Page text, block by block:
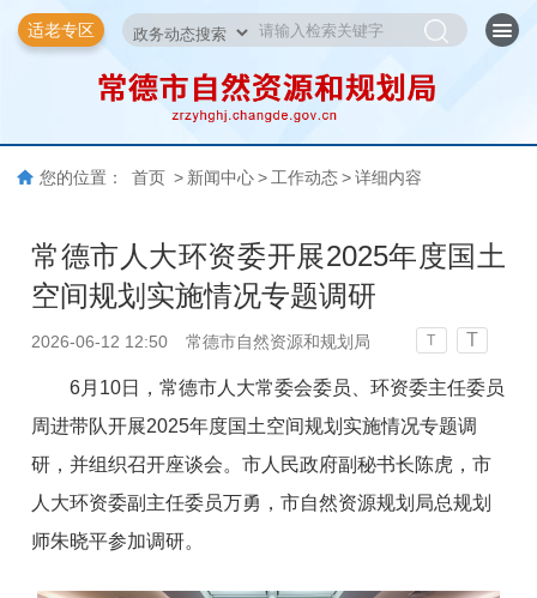
适老专区
您的位置： 首页 > 新闻中心 > 工作动态 > 详细内容
常德市人大环资委开展2025年度国土
空间规划实施情况专题调研
2026-06-12 12:50 常德市自然资源和规划局 T T
6月10日，常德市人大常委会委员、环资委主任委员
周进带队开展2025年度国土空间规划实施情况专题调
研，并组织召开座谈会。市人民政府副秘书长陈虎，市
人大环资委副主任委员万勇，市自然资源规划局总规划
师朱晓平参加调研。